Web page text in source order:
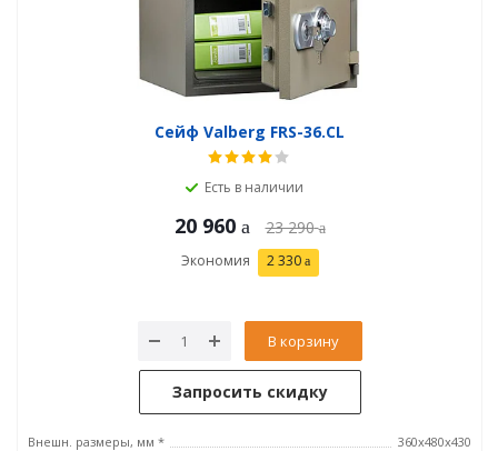
Сейф Valberg FRS-36.CL
Есть в наличии
20 960 23 290
Экономия 2 330
В корзину
Запросить скидку
Внешн. размеры, мм *
360x480x430